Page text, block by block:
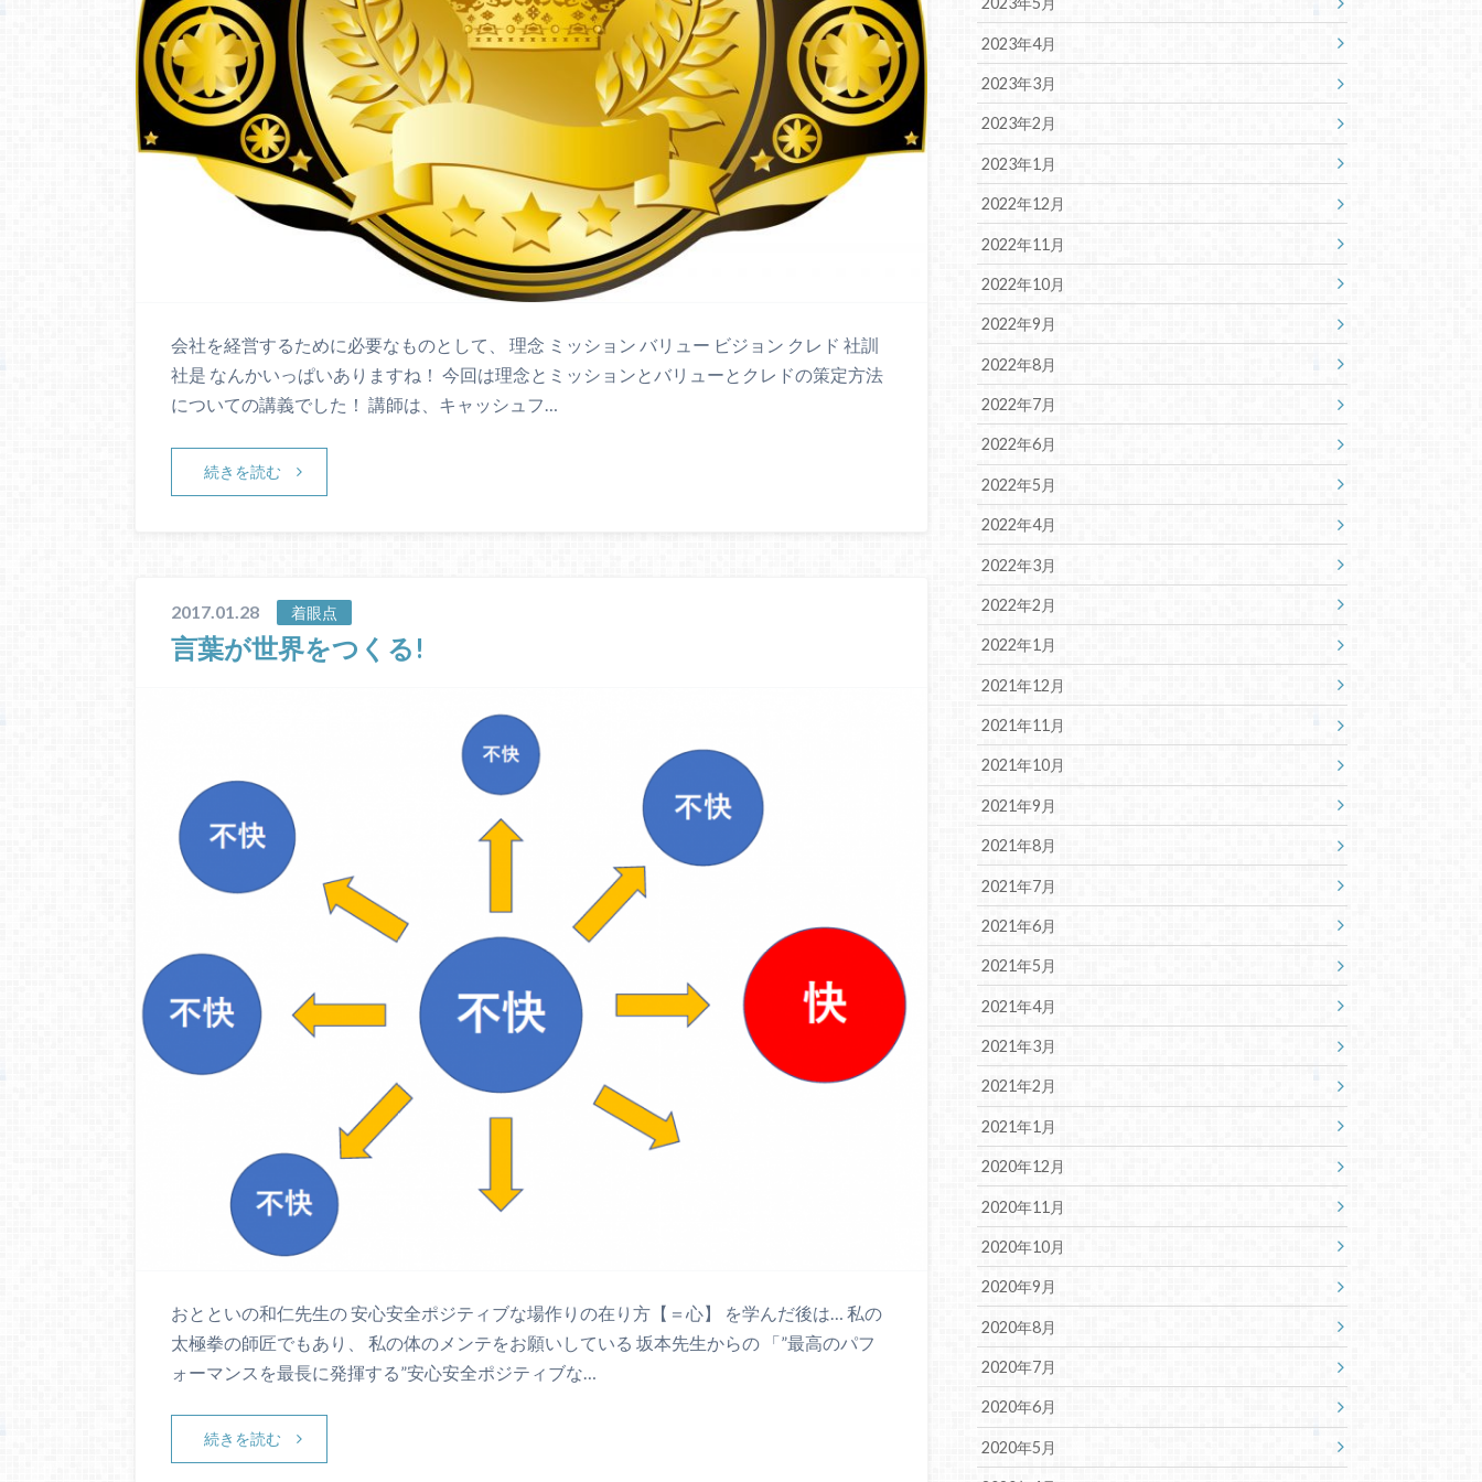
会社を経営するために必要なものとして、 理念 ミッション バリュー ビジョン クレド 社訓
社是 なんかいっぱいありますね！ 今回は理念とミッションとバリューとクレドの策定方法
についての講義でした！ 講師は、キャッシュフ…
続きを読む
2017.01.28 着眼点
言葉が世界をつくる!
おとといの和仁先生の 安心安全ポジティブな場作りの在り方【＝心】 を学んだ後は… 私の
太極拳の師匠でもあり、 私の体のメンテをお願いしている 坂本先生からの 「”最高のパフ
ォーマンスを最長に発揮する”安心安全ポジティブな…
続きを読む
2023年4月
2023年3月
2023年2月
2023年1月
2022年12月
2022年11月
2022年10月
2022年9月
2022年8月
2022年7月
2022年6月
2022年5月
2022年4月
2022年3月
2022年2月
2022年1月
2021年12月
2021年11月
2021年10月
2021年9月
2021年8月
2021年7月
2021年6月
2021年5月
2021年4月
2021年3月
2021年2月
2021年1月
2020年12月
2020年11月
2020年10月
2020年9月
2020年8月
2020年7月
2020年6月
2020年5月